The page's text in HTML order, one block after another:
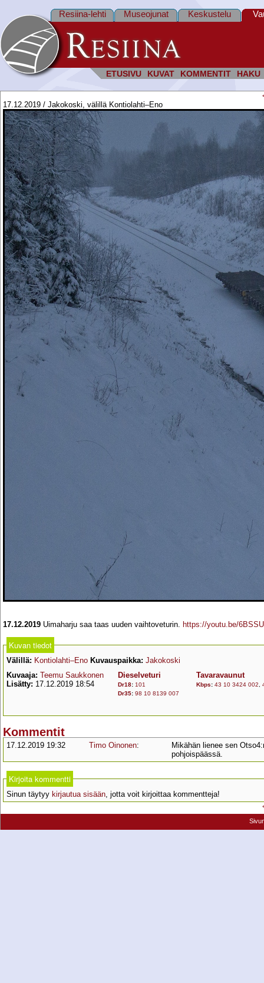
ETUSIVU KUVAT KOMMENTIT HAKU
Resiina-lehti Museojunat Keskustelu
17.12.2019 / Jakokoski, välillä Kontiolahti–Eno
17.12.2019 Uimaharju saa taas uuden vaihtoveturin. https://youtu.be/
Kuvan tiedot
Välillä: Kontiolahti–Eno Kuvauspaikka: Jakokoski
Kuvaaja: Teemu Saukkonen
Lisätty: 17.12.2019 18:54
Dieselveturi
Dr18: 101
Dr35: 98 10 8139 007
Tavaravaunut
Kbps: 43 10 3424 002
Kommentit
17.12.2019 19:32 Timo Oinonen:
Mikähän lienee sen
pohjoispäässä.
Kirjoita kommentti
Sinun täytyy kirjautua sisään, jotta voit kirjoittaa kommentteja!